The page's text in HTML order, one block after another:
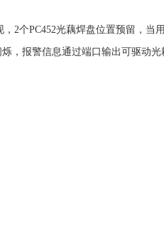
2个PC452光藕焊盘位置预留，当
，报警信息通过端口输出可驱动光